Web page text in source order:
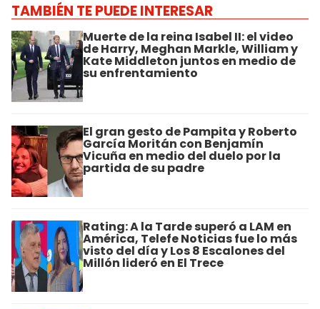
TAMBIÉN TE PUEDE INTERESAR
Muerte de la reina Isabel II: el video
de Harry, Meghan Markle, William y
Kate Middleton juntos en medio de
su enfrentamiento
El gran gesto de Pampita y Roberto
García Moritán con Benjamín
Vicuña en medio del duelo por la
partida de su padre
Rating: A la Tarde superó a LAM en
América, Telefe Noticias fue lo más
visto del día y Los 8 Escalones del
Millón lideró en El Trece